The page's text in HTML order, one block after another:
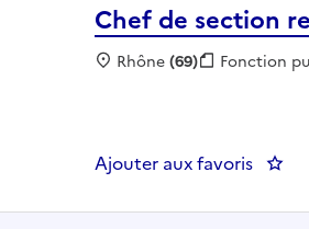
Chef de section
Localisation :
Rhône(69) Fonction
Fonction
Ajouter aux favoris :